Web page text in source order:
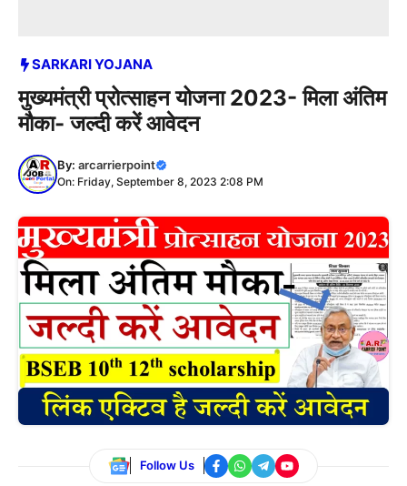
SARKARI YOJANA
मुख्यमंत्री प्रोत्साहन योजना 2023- मिला अंतिम
मौका- जल्दी करें आवेदन
By: arcarrierpoint
On: Friday, September 8, 2023 2:08 PM
Follow Us